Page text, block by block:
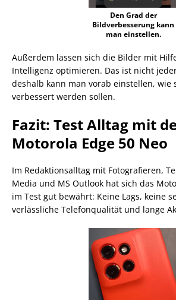
Den Grad der
Bildverbesserung kann
man einstellen.
Außerdem lassen sich die Bilder mit
Intelligenz optimieren. Das ist nicht
deshalb kann man vorab einstellen, wie
verbessert werden sollen.
Fazit: Test Alltag mit
Motorola Edge 50 Neo
Im Redaktionsalltag mit Fotografieren,
Media und MS Outlook hat sich das
im Test gut bewährt: Keine Lags, keine
verlässliche Telefonqualität und lange